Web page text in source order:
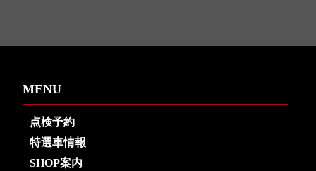
MENU
点検予約
特選車情報
SHOP案内